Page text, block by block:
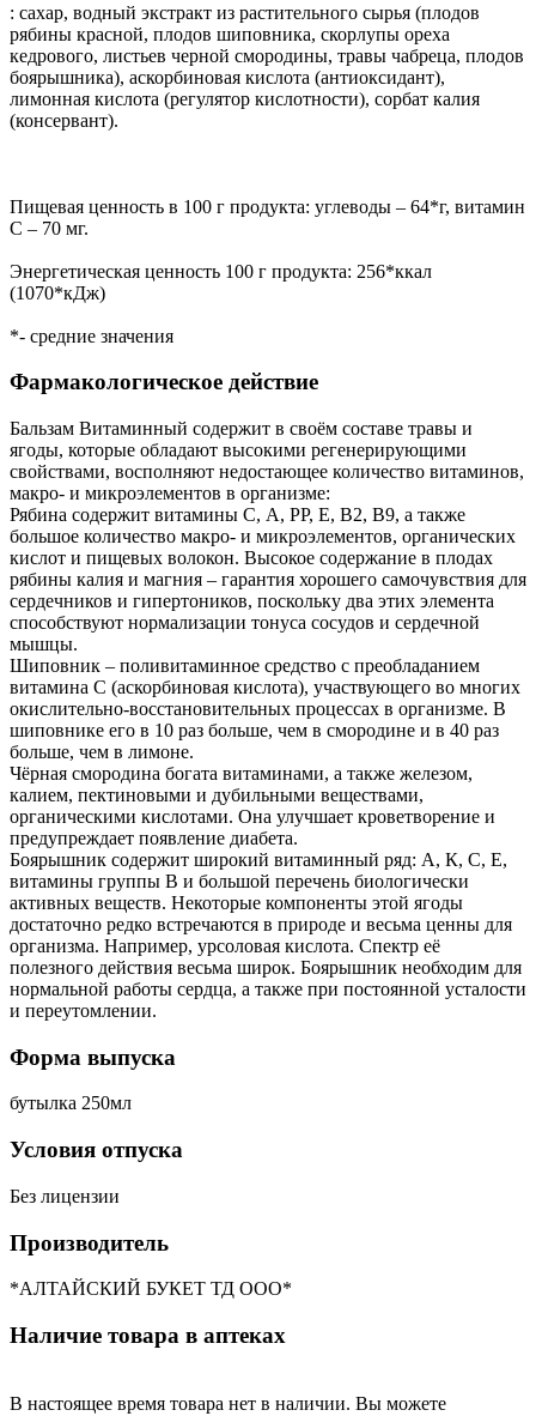
: сахар, водный экстракт из растительного сырья (плодов
рябины красной, плодов шиповника, скорлупы ореха
кедрового, листьев черной смородины, травы чабреца, плодов
боярышника), аскорбиновая кислота (антиоксидант),
лимонная кислота (регулятор кислотности), сорбат калия
(консервант).
Пищевая ценность в 100 г продукта: углеводы – 64*г, витамин
С – 70 мг.
Энергетическая ценность 100 г продукта: 256*ккал
(1070*кДж)
*- средние значения
Фармакологическое действие
Бальзам Витаминный содержит в своём составе травы и
ягоды, которые обладают высокими регенерирующими
свойствами, восполняют недостающее количество витаминов,
макро- и микроэлементов в организме:
Рябина содержит витамины С, А, РР, Е, В2, В9, а также
большое количество макро- и микроэлементов, органических
кислот и пищевых волокон. Высокое содержание в плодах
рябины калия и магния – гарантия хорошего самочувствия для
сердечников и гипертоников, поскольку два этих элемента
способствуют нормализации тонуса сосудов и сердечной
мышцы.
Шиповник – поливитаминное средство с преобладанием
витамина С (аскорбиновая кислота), участвующего во многих
окислительно-восстановительных процессах в организме. В
шиповнике его в 10 раз больше, чем в смородине и в 40 раз
больше, чем в лимоне.
Чёрная смородина богата витаминами, а также железом,
калием, пектиновыми и дубильными веществами,
органическими кислотами. Она улучшает кроветворение и
предупреждает появление диабета.
Боярышник содержит широкий витаминный ряд: А, К, С, Е,
витамины группы В и большой перечень биологически
активных веществ. Некоторые компоненты этой ягоды
достаточно редко встречаются в природе и весьма ценны для
организма. Например, урсоловая кислота. Спектр её
полезного действия весьма широк. Боярышник необходим для
нормальной работы сердца, а также при постоянной усталости
и переутомлении.
Форма выпуска
бутылка 250мл
Условия отпуска
Без лицензии
Производитель
*АЛТАЙСКИЙ БУКЕТ ТД ООО*
Наличие товара в аптеках
В настоящее время товара нет в наличии. Вы можете